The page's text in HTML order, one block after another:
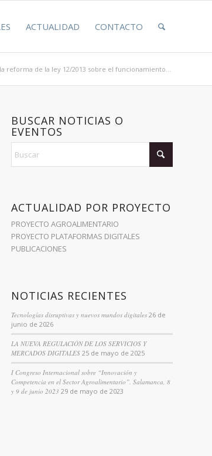
ACTUALIDAD CONTACTO
reforma de la ley 12/2013 sobre el funcionamiento...
BUSCAR NOTICIAS O
EVENTOS
ACTUALIDAD POR PROYECTO
PROYECTO AGROALIMENTARIO
PROYECTO PLATAFORMAS DIGITALES
PUBLICACIONES
NOTICIAS RECIENTES
Tecnologías disruptivas y nuevos mundos digitales 26 de
junio de 2026
LA NUEVA REGULACIÓN DE LOS SERVICIOS Y
MERCADOS DIGITALES 25 de mayo de 2025
I Congreso Internacional sobre “Innovación y
Competencia en el Sector Agroalimentario”. Salamanca, 8
y 9 de junio 2023 29 de mayo de 2023